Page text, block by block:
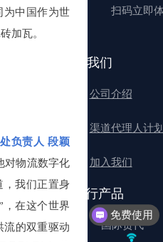
为中国作为世
加瓦。
负责人 段颖
对物流数字化
，我们正置身
，在这个世界
流的双重驱动
扫码立即
关于我们
公司介绍
渠道代理人计
加入我们
沃行产品
国际货代
免费使用